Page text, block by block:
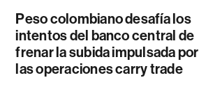
Peso colombiano desafía los
intentos del banco central de
frenar la subida impulsada por
las operaciones carry trade